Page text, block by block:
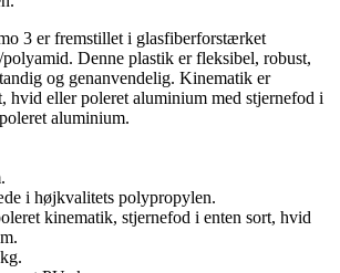
3 er fremstillet i glasfiberforstærket
Denne plastik er fleksibel, robust,
og genanvendelig. Kinematik er
hvid eller poleret aluminium med stjernefod i
aluminium.
i højkvalitets polypropylen.
kinematik, stjernefod i enten sort, hvid